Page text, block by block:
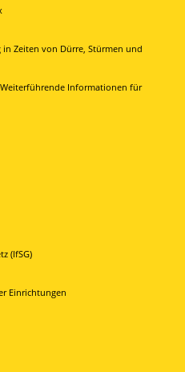
Zeiten von Dürre, Stürmen und
Informationen für
(IfSG)
Einrichtungen